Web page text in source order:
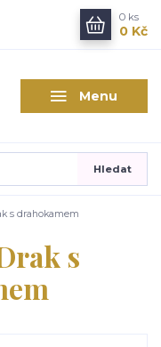
Menu
Hledat
0 ks
0 Kč
s drahokamem
s